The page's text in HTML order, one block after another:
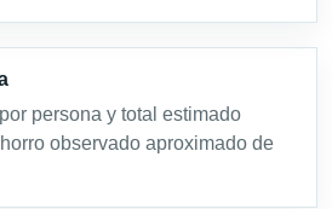
persona y total estimado
observado aproximado de